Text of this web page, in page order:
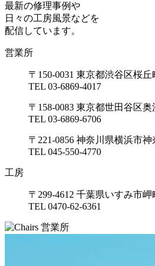
最新の修理事例や
日々の工房風景などを
配信しています。
営業所
〒150-0031 東京都渋谷区桜丘
TEL 03-6869-4017
〒158-0083 東京都世田谷区奥
TEL 03-6869-6706
〒221-0856 神奈川県横浜市
TEL 045-550-4770
工房
〒299-4612 千葉県いすみ市岬
TEL 0470-62-6361